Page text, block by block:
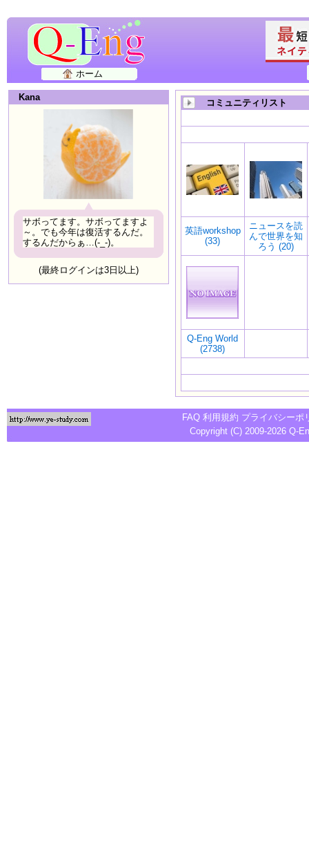
ホーム
Kana
サボってます。サボってますよ
～。でも今年は復活するんだ。
するんだからぁ…(-_-)。
(最終ログインは3日以上)
コミュニティリスト
英語workshop
(33)
ニュースを読
んで世界を知
ろう (20)
Q-Eng World
(2738)
FAQ 利用規約 プライバシーポ
Copyright (C) 2009-2026 Q-